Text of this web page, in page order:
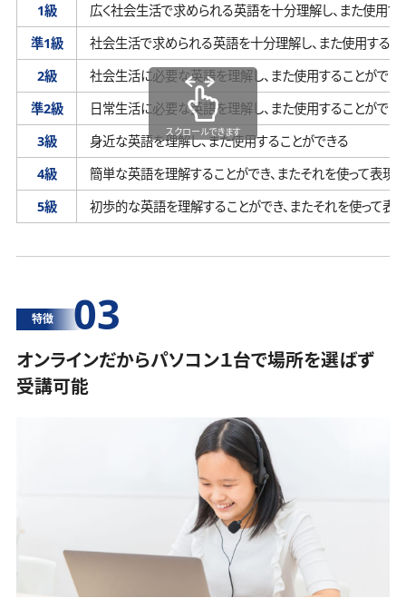
1級 広く社会生活で求められる英語を十分理解し、 また使用す
準1級
社会生活で求められる英語を十分理解し、 また使用するこ
2級
社会生活に必要な英語を理解し、 また使用することができ
準2級
日常生活に必要な英語を理解し、 また使用することができ
3級
身近な英語を理解し、また使用することができる
4級
簡単な英語を理解することができ、 またそれを使って表現
5級
初歩的な英語を理解することができ、 またそれを使って表
スクロールできます
特徴 03
オンラインだからパソコン１台で場所を選ばず
受講可能